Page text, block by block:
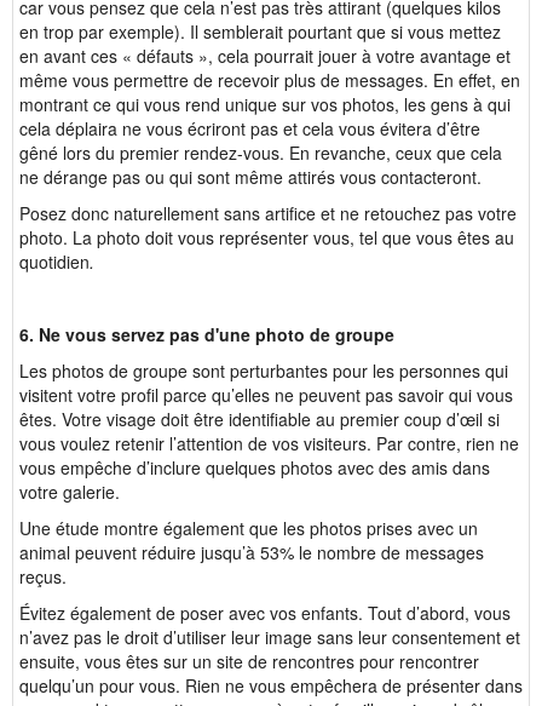
car vous pensez que cela n’est pas très attirant (quelques kilos
en trop par exemple). Il semblerait pourtant que si vous mettez
en avant ces « défauts », cela pourrait jouer à votre avantage et
même vous permettre de recevoir plus de messages. En effet, en
montrant ce qui vous rend unique sur vos photos, les gens à qui
cela déplaira ne vous écriront pas et cela vous évitera d’être
gêné lors du premier rendez-vous. En revanche, ceux que cela
ne dérange pas ou qui sont même attirés vous contacteront.
Posez donc naturellement sans artifice et ne retouchez pas votre
photo. La photo doit vous représenter vous, tel que vous êtes au
quotidien.
6. Ne vous servez pas d'une photo de groupe
Les photos de groupe sont perturbantes pour les personnes qui
visitent votre profil parce qu’elles ne peuvent pas savoir qui vous
êtes. Votre visage doit être identifiable au premier coup d’œil si
vous voulez retenir l’attention de vos visiteurs. Par contre, rien ne
vous empêche d’inclure quelques photos avec des amis dans
votre galerie.
Une étude montre également que les photos prises avec un
animal peuvent réduire jusqu’à 53% le nombre de messages
reçus.
Évitez également de poser avec vos enfants. Tout d’abord, vous
n’avez pas le droit d’utiliser leur image sans leur consentement et
ensuite, vous êtes sur un site de rencontres pour rencontrer
quelqu’un pour vous. Rien ne vous empêchera de présenter dans